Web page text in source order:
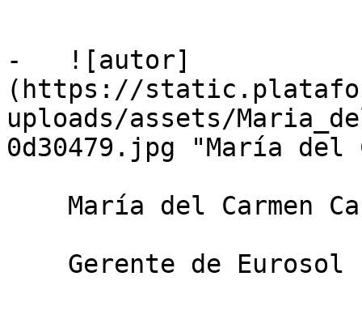
-   ![autor]
(https://
uploads/assets/
0d30479.jpg "María del